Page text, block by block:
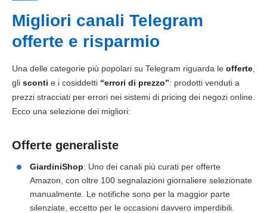
Migliori canali Telegram
offerte e risparmio
Una delle categorie più popolari su Telegram riguarda le offerte
gli sconti e i cosiddetti “errori di prezzo”: prodotti venduti a
prezzi stracciati per errori nei sistemi di pricing dei negozi online.
Ecco una selezione dei migliori:
Offerte generaliste
GiardiniShop: Uno dei canali più curati per offerte
Amazon, con oltre 100 segnalazioni giornaliere selezionate
manualmente. Le notifiche sono per la maggior parte
silenziate, eccetto per le occasioni davvero imperdibili.